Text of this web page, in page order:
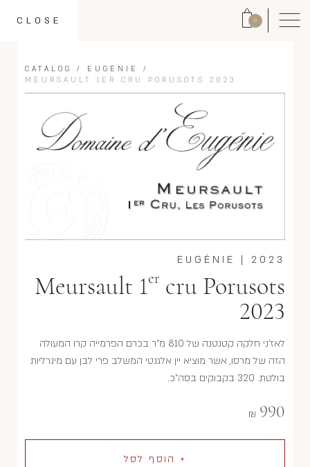
0
CLOSE
CATALOG / EUGÉNIE
/
MEURSAULT 1ER CRU PORUSOTS 2023
2023
EUGÉNIE
Meursault 1er cru Porusots
2023
לאז'ני חלקה קטנטנה של 810 מ"ר בכרם הפרמייה קרו המעולה
הזה של מרסו, אשר מוציא יין אלגנטי המשלב פרי לבן עם מינרליות
בולטת. 320 בקבוקים בסה"כ.
990
₪
+ הוסף לסל